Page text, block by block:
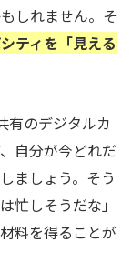
しれません。そ
ティを「見える
有のデジタルカ
自分が今どれだ
ましょう。そう
忙しそうだな」
料を得ることが